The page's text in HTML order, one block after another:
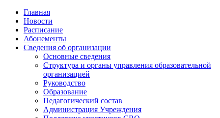
Главная
Новости
Расписание
Абонементы
Сведения об организации
Основные сведения
Структура и органы управления образовательной
организацией
Руководство
Образование
Педагогический состав
Администрация Учреждения